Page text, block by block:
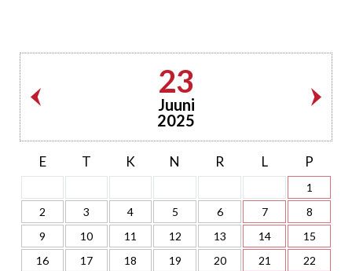
23
Juuni
2025
E T K N R L P
1
2
3 4 5 6 7
8
9
10 11 12 13 14
15
16
17 18 19 20 21
22